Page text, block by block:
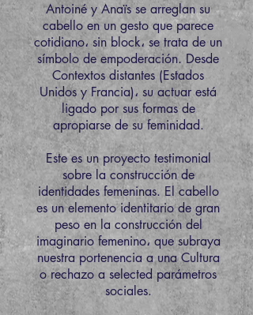
Antoiné y Anaïs se arreglan su
cabello en un gesto que parece
cotidiano، sin block، se trata de un
símbolo de empoderación. Desde
Contextos distantes (Estados
Unidos y Francia)، su actuar está
ligado por sus formas de
apropiarse de su feminidad.
Este es un proyecto testimonial
sobre la construcción de
identidades femeninas. El cabello
es un elemento identitario de gran
peso en la construcción del
imaginario femenino، que subraya
nuestra portenencia a una Cultura
o rechazo a selected parámetros
sociales.